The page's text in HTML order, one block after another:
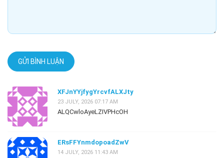
GỬI BÌNH LUẬN
XFJnYYjfygYrcvfALXJty
23 JULY, 2026 07:17 AM
ALQCwloAyeLZIVPHcOH
ERsFFYnmdopoadZwV
14 JULY, 2026 11:43 AM